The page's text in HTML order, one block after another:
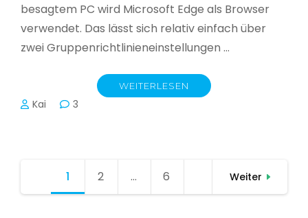
besagtem PC wird Microsoft Edge als Browser
verwendet. Das lässt sich relativ einfach über
zwei Gruppenrichtlinieneinstellungen …
WEITERLESEN
Kai 3
Seitennummerierung
1 Seite
2 … Seite
6 Weiter